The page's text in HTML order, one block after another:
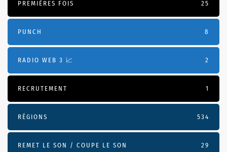
PREMIÈRES FOIS 25
PUNCH 8
RADIO WEB 3 📈 2
RECRUTEMENT 1
RÉGIONS 534
REMET LE SON / COUPE LE SON 29